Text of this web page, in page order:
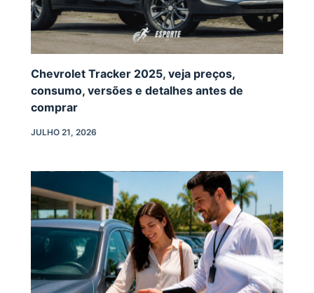
Chevrolet Tracker 2025, veja preços,
consumo, versões e detalhes antes de
comprar
JULHO 21, 2026